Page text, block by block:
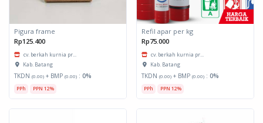
Pigura frame
Rp125.400
cv. berkah kurnia pr...
Kab. Batang
TKDN (0.00) + BMP (0.00) : 0%
PPh PPN 12%
Refil apar per kg
Rp75.000
cv. berkah kurnia pr...
Kab. Batang
TKDN (0.00) + BMP (0.00) : 0%
PPh PPN 12%